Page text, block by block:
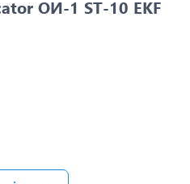
ОИ-1 ST-10 EKF